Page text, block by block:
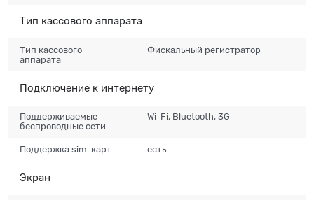
Тип кассового аппарата
Тип кассового
аппарата
Фискальный регистратор
Подключение к интернету
Поддерживаемые
беспроводные сети
Wi-Fi, Bluetooth, 3G
Поддержка sim-карт есть
Экран